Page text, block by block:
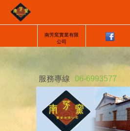
南芳窯實業有限
公司
服務專線 06-6993577